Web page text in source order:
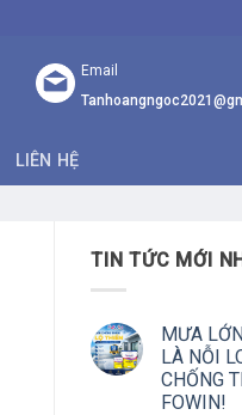
Email
LIÊN HỆ
TIN TỨC MỚI
MƯA
LÀ NỖI
CHỐNG
FOWIN!